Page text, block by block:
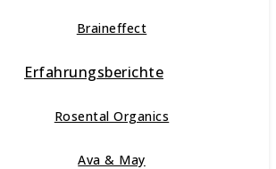
Braineffect
Erfahrungsberichte
Rosental Organics
Ava & May